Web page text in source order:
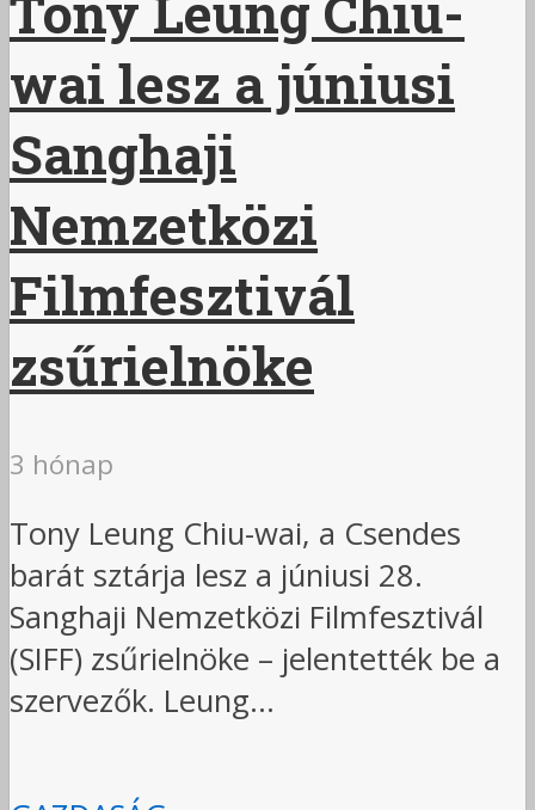
wai lesz a júniusi
Sanghaji
Nemzetközi
Filmfesztivál
zsűrielnöke
3 hónap
Tony Leung Chiu-wai, a Csendes
barát sztárja lesz a júniusi 28.
Sanghaji Nemzetközi Filmfesztivál
(SIFF) zsűrielnöke – jelentették be a
szervezők. Leung...